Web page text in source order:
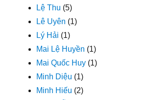
Lệ Thu (5)
Lê Uyên (1)
Lý Hải (1)
Mai Lệ Huyền (1)
Mai Quốc Huy (1)
Minh Diệu (1)
Minh Hiếu (2)